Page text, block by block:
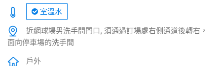
室溫水
近網球場男洗手間門口, 須通過訂場處右側通道後轉右，
面向停車場的洗手間
戶外